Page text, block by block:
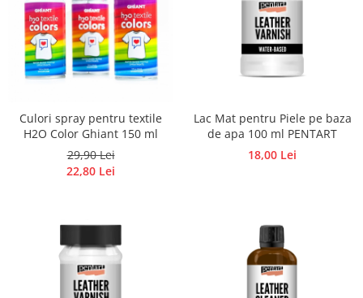
Accesorii pictura pe fata
Pluta
Culori spray pentru textile
H2O Color Ghiant 150 ml
29,90 Lei
22,80 Lei
Lac Mat pentru Piele pe baza
de apa 100 ml PENTART
18,00 Lei